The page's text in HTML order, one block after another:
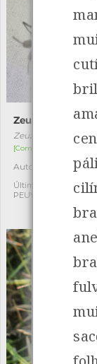
Zeuzera pyrina
Zeuzera pyrina
[Comum]
Autóctone
Última observação por:
PEUVC